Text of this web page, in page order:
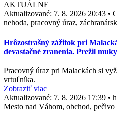
AKTUÁLNE
Aktualizované: 7. 8. 2026 20:43 •
nehoda, pracovný úraz,
Hrôzostrašný zážitok pri
devastačné zranenia. Prežil muky
Pracovný úraz pri Malackách si
vrtuľníka.
Zobraziť viac
Aktualizované: 7. 8. 2026 17:39 •
Mesto nad Váhom, obchod, pečivo